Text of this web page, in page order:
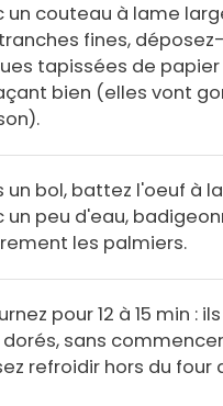
un couteau à lame
fines,
tapissées de papier
bien (elles vont
un bol, battez l'oeuf à
un peu d'eau,
les palmiers.
pour 12 à 15 min :
sans
refroidir hors du four